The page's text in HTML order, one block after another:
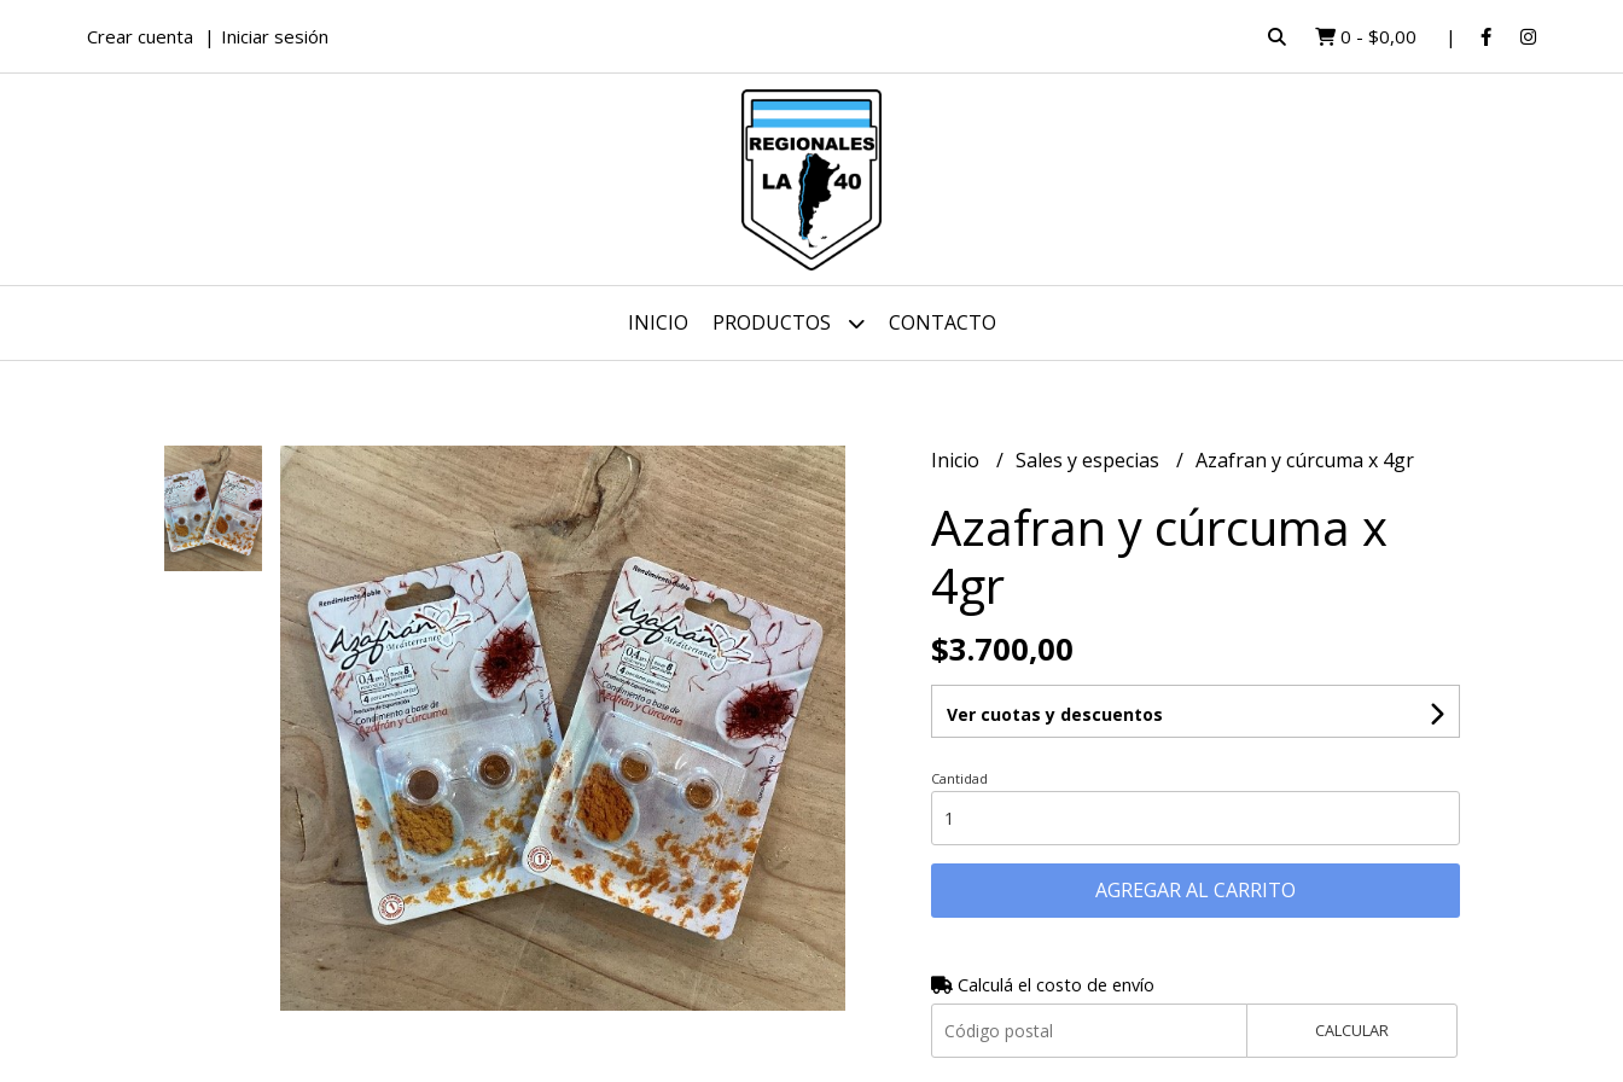
Crear cuenta Iniciar sesión 0 - $0,00
INICIO PRODUCTOS CONTACTO
Inicio Sales y especias Azafran y cúrcuma x 4gr
Azafran y cúrcuma x
4gr
$3.700,00
Ver cuotas y descuentos
Cantidad
AGREGAR AL CARRITO
Calculá el costo de envío
CALCULAR